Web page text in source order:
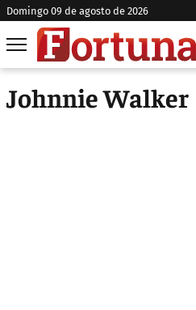
domingo 09 de agosto de 2026
Johnnie Walker